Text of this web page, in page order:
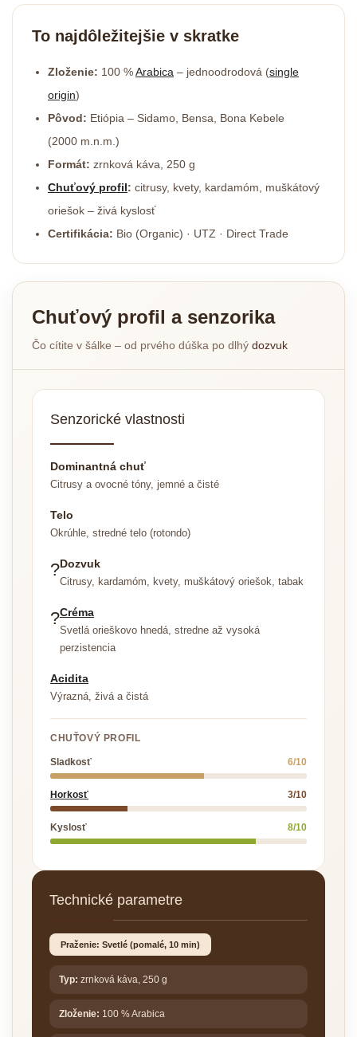
To najdôležitejšie v skratke
Zloženie: 100 %Arabica – jednoodrodová (single
origin)
Pôvod: Etiópia – Sidamo, Bensa, Bona Kebele
(2000 m.n.m.)
Formát: zrnková káva, 250 g
Chuťový profil: citrusy, kvety, kardamóm, muškátový
oriešok – živá kyslosť
Certifikácia: Bio (Organic) · UTZ · Direct Trade
Chuťový profil a senzorika
Čo cítite v šálke – od prvého dúška po dlhý dozvuk
Senzorické vlastnosti
Dominantná chuť
Citrusy a ovocné tóny, jemné a čisté
Telo
Okrúhle, stredné telo (rotondo)
?Dozvuk
Citrusy, kardamóm, kvety, muškátový oriešok, tabak
?Créma
Svetlá orieškovo hnedá, stredne až vysoká
perzistencia
Acidita
Výrazná, živá a čistá
CHUŤOVÝ PROFIL
Sladkosť 6/10
Horkosť 3/10
Kyslosť 8/10
Technické parametre
Praženie: Svetlé (pomalé, 10 min)
Typ: zrnková káva, 250 g
Zloženie: 100 % Arabica